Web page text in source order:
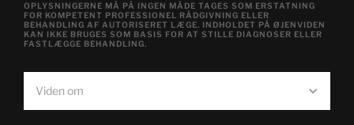
Viden om
OPLYSNINGERNE MÅ PÅ INGEN MÅDE TAGES SOM ERSTATNING
FOR KOMPETENT PROFESSIONEL RÅDGIVNING ELLER
BEHANDLING AF AUTORISERET LÆGE. INDHOLDET PÅ ØJENVIDEN
KAN IKKE BRUGES SOM BASIS FOR AT STILLE DIAGNOSER ELLER
FASTLÆGGE BEHANDLING.